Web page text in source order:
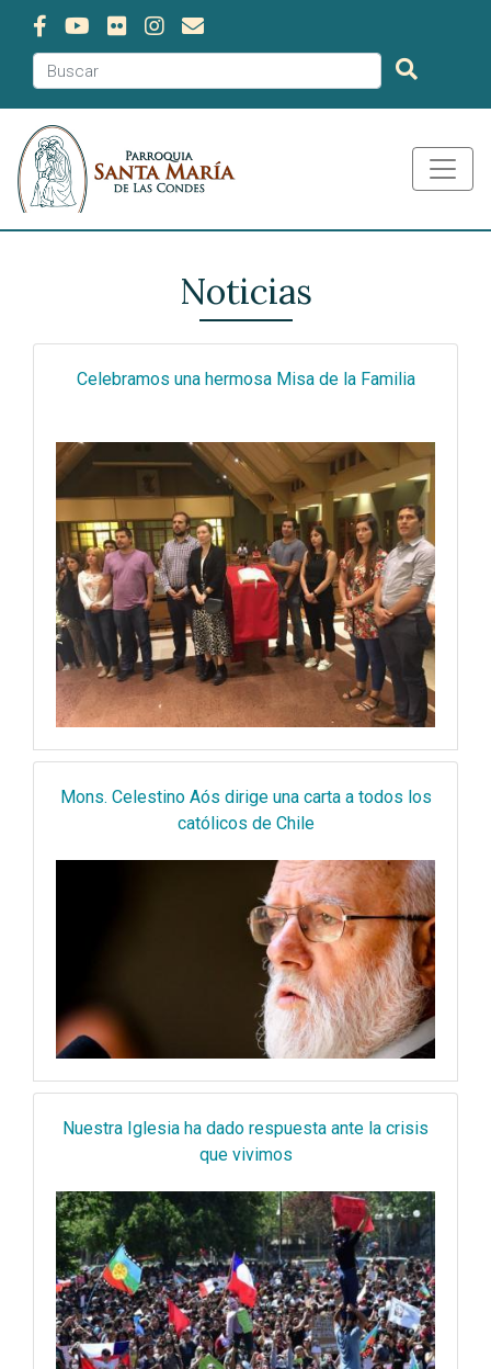
Noticias
Celebramos una hermosa Misa de la Familia
Mons. Celestino Aós dirige una carta a todos los
católicos de Chile
Nuestra Iglesia ha dado respuesta ante la crisis
que vivimos